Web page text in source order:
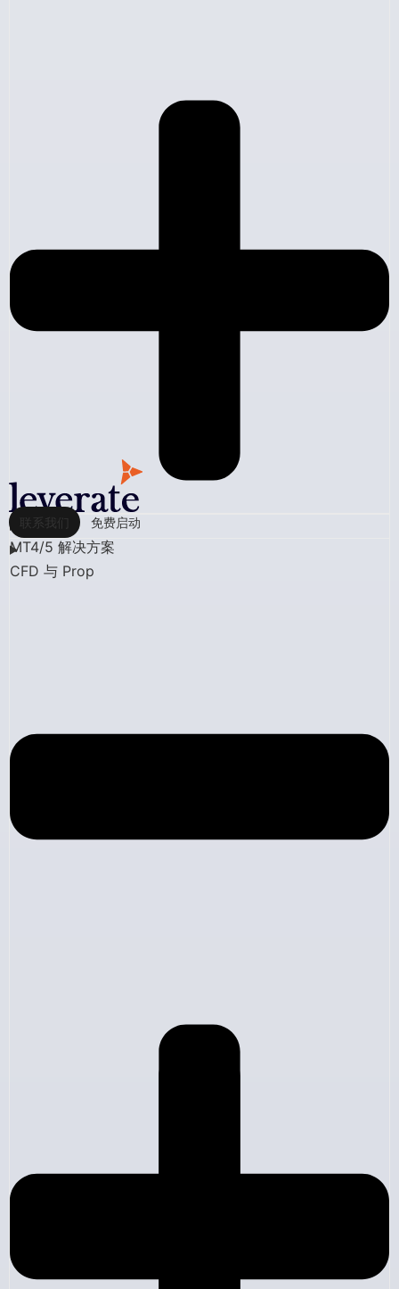
MT4/5 解决方案
联系我们 免费启动
CFD 与 Prop